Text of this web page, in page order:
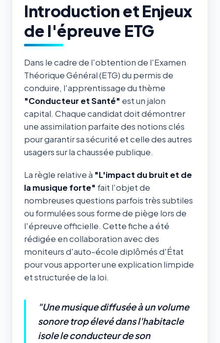
Introduction et Enjeux
de l'épreuve ETG
Dans le cadre de l'obtention de l'Examen
Théorique Général (ETG) du permis de
conduire, l'apprentissage du thème
"Conducteur et Santé" est un jalon
capital. Chaque candidat doit démontrer
une assimilation parfaite des notions clés
pour garantir sa sécurité et celle des autres
usagers sur la chaussée publique.
La règle relative à "L'impact du bruit et de
la musique forte" fait l'objet de
nombreuses questions parfois très subtiles
ou formulées sous forme de piège lors de
l'épreuve officielle. Cette fiche a été
rédigée en collaboration avec des
moniteurs d'auto-école diplômés d'État
pour vous apporter une explication limpide
et structurée de la loi.
"Une musique diffusée à un volume
sonore trop élevé dans l'habitacle
isole le conducteur de son